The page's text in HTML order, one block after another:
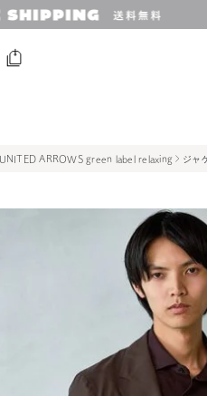
UNITED ARROWS green label relaxing ジャ